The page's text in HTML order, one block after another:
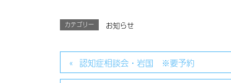
カテゴリー お知らせ
認知症相談会・岩国 ※要予約